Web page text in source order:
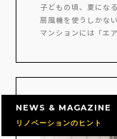
子どもの頃、夏にな
扇風機を使うしかな
マンションには「エ
NEWS & MAGAZINE
リノベーションのヒント